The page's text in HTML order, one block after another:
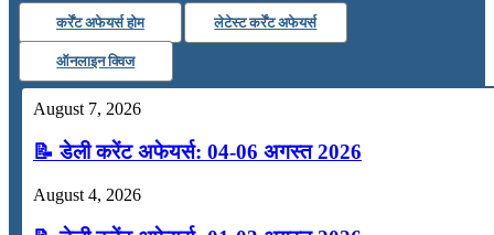
टुडेज जीके
Menu
कर्रेंट अफेयर्स होम लेटेस्ट कर्रेंट अफेयर्स
ऑनलाइन क्विज
August 7, 2026
📝 डेली करेंट अफेयर्स: 04-06 अगस्त 2026
August 4, 2026